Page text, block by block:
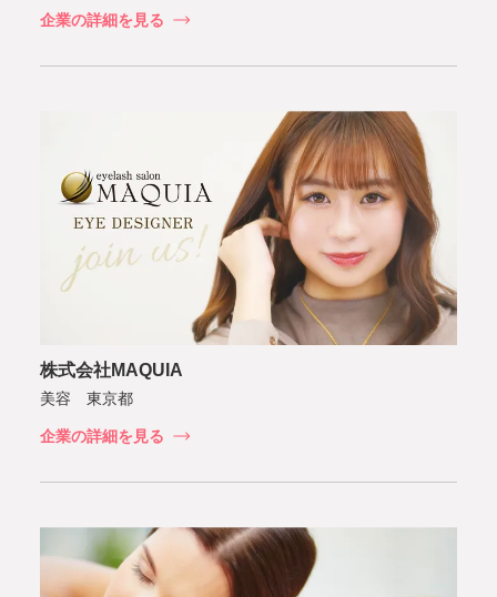
企業の詳細を見る
株式会社MAQUIA
美容 東京都
企業の詳細を見る